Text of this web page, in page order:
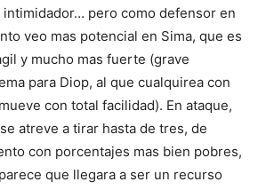
intimidador… pero como defensor en
veo mas potencial en Sima, que es
y mucho mas fuerte (grave
para Diop, al que cualquirea con
con total facilidad). En ataque,
atreve a tirar hasta de tres, de
con porcentajes mas bien pobres,
que llegara a ser un recurso